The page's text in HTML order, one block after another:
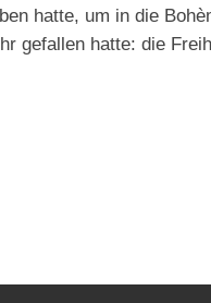
hatte, um in die
gefallen hatte: die